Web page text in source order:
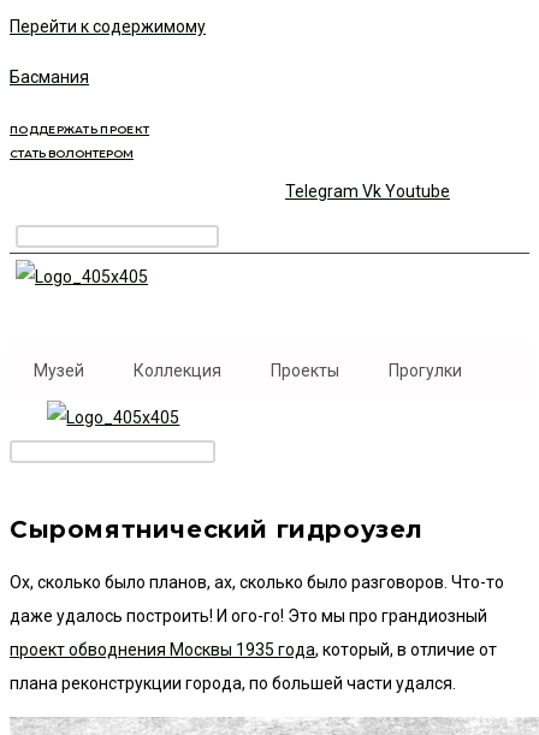
Перейти к содержимому
Басмания
ПОДДЕРЖАТЬ ПРОЕКТ
СТАТЬ ВОЛОНТЕРОМ
Telegram VkYoutube
Музей Коллекция Проекты Прогулки
Сыромятнический гидроузел
Ох, сколько было планов, ах, сколько было разговоров. Что-то
даже удалось построить! И ого-го! Это мы про грандиозный
проект обводнения Москвы 1935 года, который, в отличие от
плана реконструкции города, по большей части удался.